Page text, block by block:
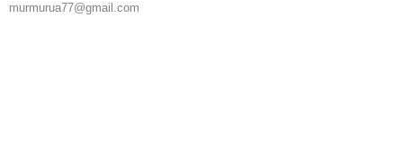
murmurua77@gmail.com